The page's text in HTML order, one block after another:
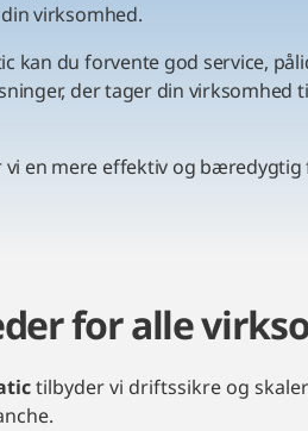
virksomhed.
kan du forvente god service,
der tager din virksomhed
vi en mere effektiv og
for alle
tilbyder vi driftssikre og